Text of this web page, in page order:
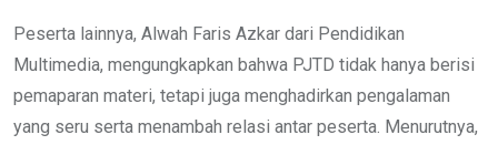
Peserta lainnya, Alwah Faris Azkar dari Pendidikan
Multimedia, mengungkapkan bahwa PJTD tidak hanya berisi
pemaparan materi, tetapi juga menghadirkan pengalaman
yang seru serta menambah relasi antar peserta. Menurutnya,